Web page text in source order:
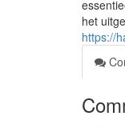
het
https://